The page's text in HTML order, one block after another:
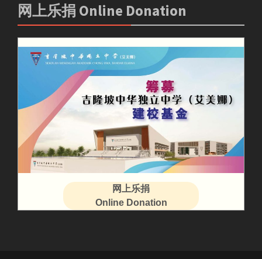
网上乐捐 Online Donation
网上乐捐
Online Donation